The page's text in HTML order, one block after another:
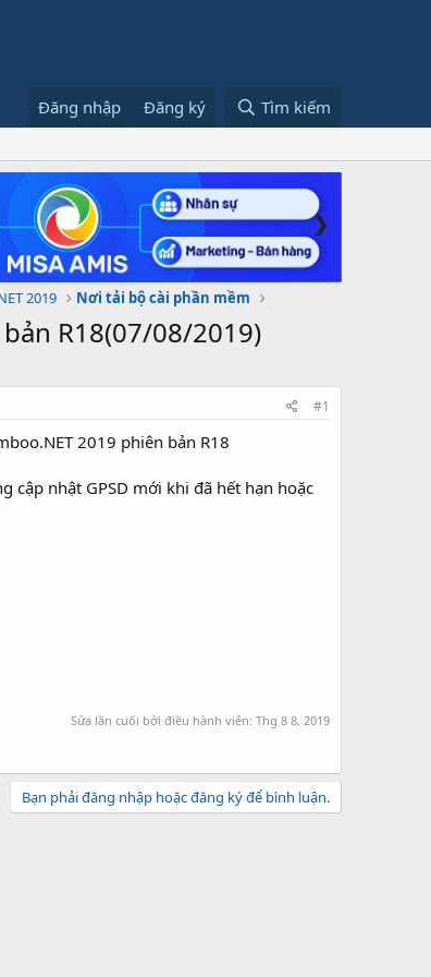
Đăng nhập Đăng ký Tìm kiếm
❯
2019 Nơi tải bộ cài phần mềm
R18(07/08/2019)
#1
2019 phiên bản R18
cập nhật GPSD mới khi đã hết hạn hoặc
Sửa lần cuối bởi điều hành viên: Thg 8 8, 2019
Bạn phải đăng nhập hoặc đăng ký để bình luận.